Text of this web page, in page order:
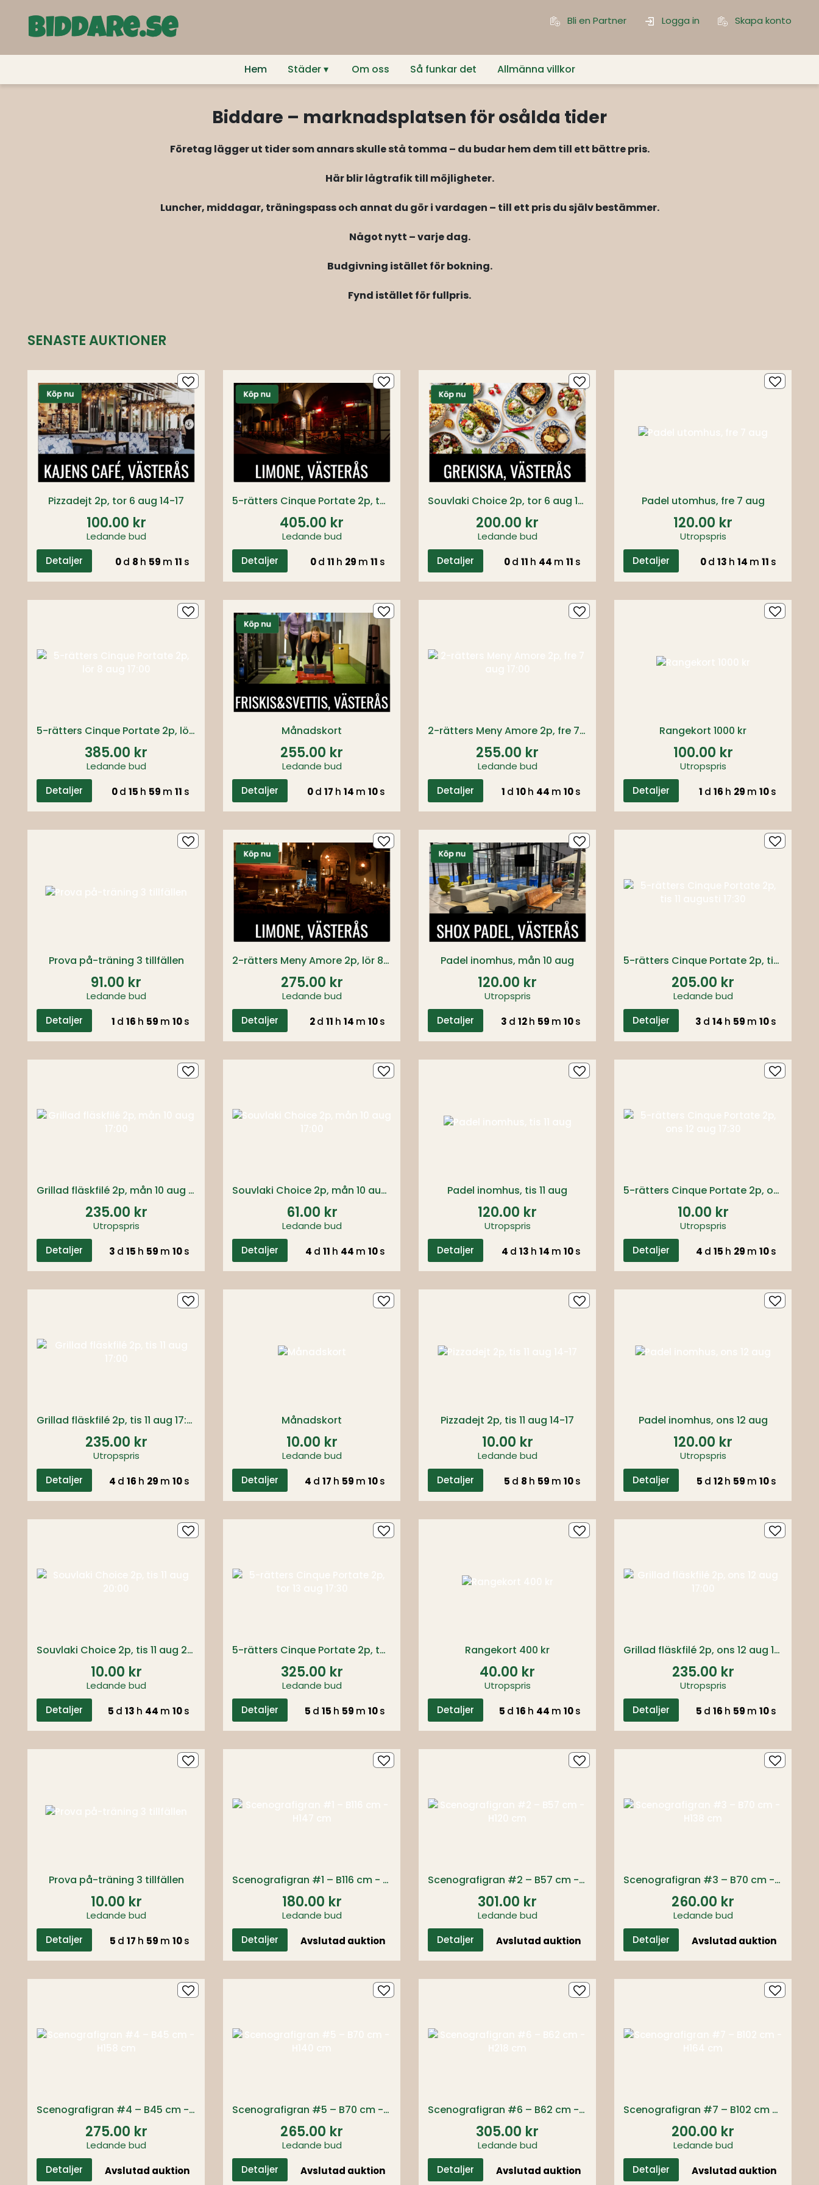
Skapa konto
Logga in
Bli en Partner
Hem Städer Om oss Så funkar det Allmänna villkor
Biddare – marknadsplatsen för osålda tider
Företag lägger ut tider som annars skulle stå tomma – du budar hem dem till ett bättre pris.
Här blir lågtrafik till möjligheter.
Luncher, middagar, träningspass och annat du gör i vardagen – till ett pris du själv bestämmer.
Något nytt – varje dag.
Budgivning istället för bokning.
Fynd istället för fullpris.
SENASTE AUKTIONER
Pizzadejt 2p, tor 6 aug 14-17
100.00 kr
Ledande bud
Detaljer
0d 8 h 59 m 10 s
5-rätters Cinque Portate 2p, tor 6 aug 17:30
405.00 kr
Ledande bud
Detaljer
0d 11 h 29 m 10 s
Souvlaki Choice 2p, tor 6 aug 17:00
200.00 kr
Ledande bud
Detaljer
0d 11 h 44 m 10 s
Padel utomhus, fre 7 aug
120.00 kr
Utropspris
Detaljer
0d 13 h 14 m 10 s
5-rätters Cinque Portate 2p, lör 8 aug 17:00
385.00 kr
Ledande bud
Detaljer
0d 15 h 59 m 10 s
Månadskort
255.00 kr
Ledande bud
Detaljer
0d 17 h 14 m 09s
2-rätters Meny Amore 2p, fre 7 aug 17:00
255.00 kr
Ledande bud
Detaljer
1 d 10h 44 m 09s
Rangekort 1000 kr
100.00 kr
Utropspris
Detaljer
1 d 16 h 29 m 09s
Prova på-träning 3 tillfällen
91.00 kr
Ledande bud
Detaljer
1 d 16 h 59 m 09s
2-rätters Meny Amore 2p, lör 8 aug 17:00
275.00 kr
Ledande bud
Detaljer
2d 11 h 14 m 09s
Padel inomhus, mån 10 aug
120.00 kr
Utropspris
Detaljer
3 d 12h 59 m 09s
5-rätters Cinque Portate 2p, tis 11 augusti 17:30
205.00 kr
Ledande bud
Detaljer
3 d 14 h 59 m 09s
Grillad fläskfilé 2p, mån 10 aug 17:00
235.00 kr
Utropspris
Detaljer
3 d 15 h 59 m 09s
Souvlaki Choice 2p, mån 10 aug 17:00
61.00 kr
Ledande bud
Detaljer
4 d 11 h 44 m 09s
Padel inomhus, tis 11 aug
120.00 kr
Utropspris
Detaljer
4 d 13 h 14 m 09s
5-rätters Cinque Portate 2p, ons 12 aug 17:30
10.00 kr
Utropspris
Detaljer
4 d 15 h 29 m 09s
Grillad fläskfilé 2p, tis 11 aug 17:00
235.00 kr
Utropspris
Detaljer
4 d 16 h 29 m 09s
Månadskort
10.00 kr
Ledande bud
Detaljer
4 d 17 h 59 m 09s
Pizzadejt 2p, tis 11 aug 14-17
10.00 kr
Ledande bud
Detaljer
5 d 8 h 59 m 09s
Padel inomhus, ons 12 aug
120.00 kr
Utropspris
Detaljer
5 d 12h 59 m 09s
Souvlaki Choice 2p, tis 11 aug 20:00
10.00 kr
Ledande bud
Detaljer
5 d 13 h 44 m 09s
5-rätters Cinque Portate 2p, tor 13 aug 17:30
325.00 kr
Ledande bud
Detaljer
5 d 15 h 59 m 09s
Rangekort 400 kr
40.00 kr
Utropspris
Detaljer
5 d 16 h 44 m 09s
Grillad fläskfilé 2p, ons 12 aug 17:00
235.00 kr
Utropspris
Detaljer
5 d 16 h 59 m 09s
Prova på-träning 3 tillfällen
10.00 kr
Ledande bud
Detaljer
5 d 17 h 59 m 09s
Scenografigran #1 – B116 cm - H147 cm
180.00 kr
Ledande bud
Detaljer
Avslutad auktion
Scenografigran #2 – B57 cm - H120 cm
301.00 kr
Ledande bud
Detaljer
Avslutad auktion
Scenografigran #3 – B70 cm - H138 cm
260.00 kr
Ledande bud
Detaljer
Avslutad auktion
Scenografigran #4 – B45 cm - H158 cm
275.00 kr
Ledande bud
Detaljer
Avslutad auktion
Scenografigran #5 – B70 cm - H140 cm
265.00 kr
Ledande bud
Detaljer
Avslutad auktion
Scenografigran #6 – B62 cm - H218 cm
305.00 kr
Ledande bud
Detaljer
Avslutad auktion
Scenografigran #7 – B102 cm - H164 cm
200.00 kr
Ledande bud
Detaljer
Avslutad auktion